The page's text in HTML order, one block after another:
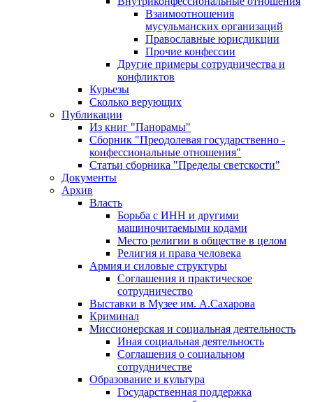
Взаимоотношения
мусульманских организаций
Православные юрисдикции
Прочие конфессии
Другие примеры сотрудничества и
конфликтов
Курьезы
Сколько верующих
Публикации
Из книг "Панорамы"
Сборник "Преодолевая государственно -
конфессиональные отношения"
Статьи сборника "Пределы светскости"
Документы
Архив
Власть
Борьба с ИНН и другими
машиночитаемыми кодами
Место религии в обществе в целом
Религия и права человека
Армия и силовые структуры
Соглашения и практическое
сотрудничество
Выставки в Музее им. А.Сахарова
Криминал
Миссионерская и социальная деятельность
Иная социальная деятельность
Соглашения о социальном
сотрудничестве
Образование и культура
Государственная поддержка